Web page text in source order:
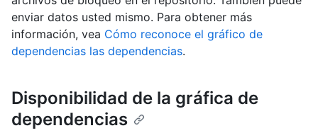
enviar datos usted mismo. Para obtener más
información, vea Cómo reconoce el gráfico de
dependencias las dependencias.
Disponibilidad de la gráfica de
dependencias